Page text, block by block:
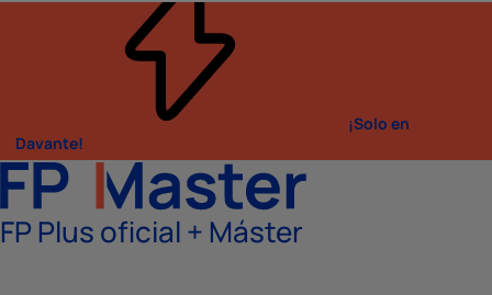
FP Química
¡Solo en
Davante!
FP Plus oficial + Máster